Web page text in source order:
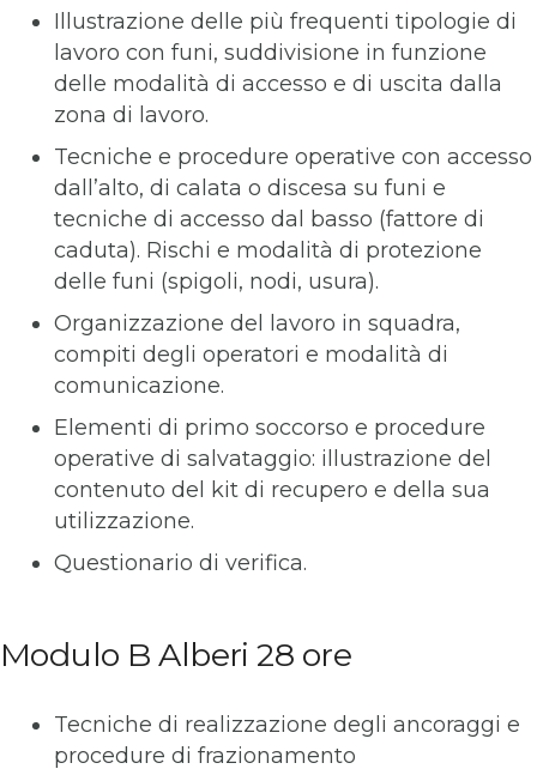
Illustrazione delle più frequenti tipologie di
lavoro con funi, suddivisione in funzione
delle modalità di accesso e di uscita dalla
zona di lavoro.
Tecniche e procedure operative con accesso
dall’alto, di calata o discesa su funi e
tecniche di accesso dal basso (fattore di
caduta). Rischi e modalità di protezione
delle funi (spigoli, nodi, usura).
Organizzazione del lavoro in squadra,
compiti degli operatori e modalità di
comunicazione.
Elementi di primo soccorso e procedure
operative di salvataggio: illustrazione del
contenuto del kit di recupero e della sua
utilizzazione.
Questionario di verifica.
Modulo B Alberi 28 ore
Tecniche di realizzazione degli ancoraggi e
procedure di frazionamento